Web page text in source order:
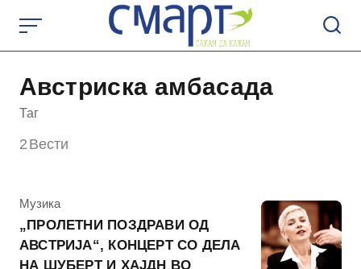
content
Австриска амбасада
Таг
2 Вести
КАтегорија
Музика
„ПРОЛЕТНИ ПОЗДРАВИ ОД
АВСТРИЈА“, КОНЦЕРТ СО ДЕЛА
НА ШУБЕРТ И ХАЈДН ВО